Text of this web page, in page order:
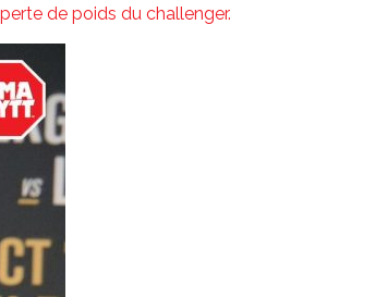
de poids du challenger.